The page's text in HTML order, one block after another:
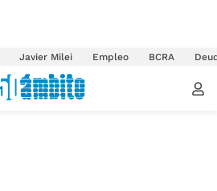
Javier Milei Empleo BCRA